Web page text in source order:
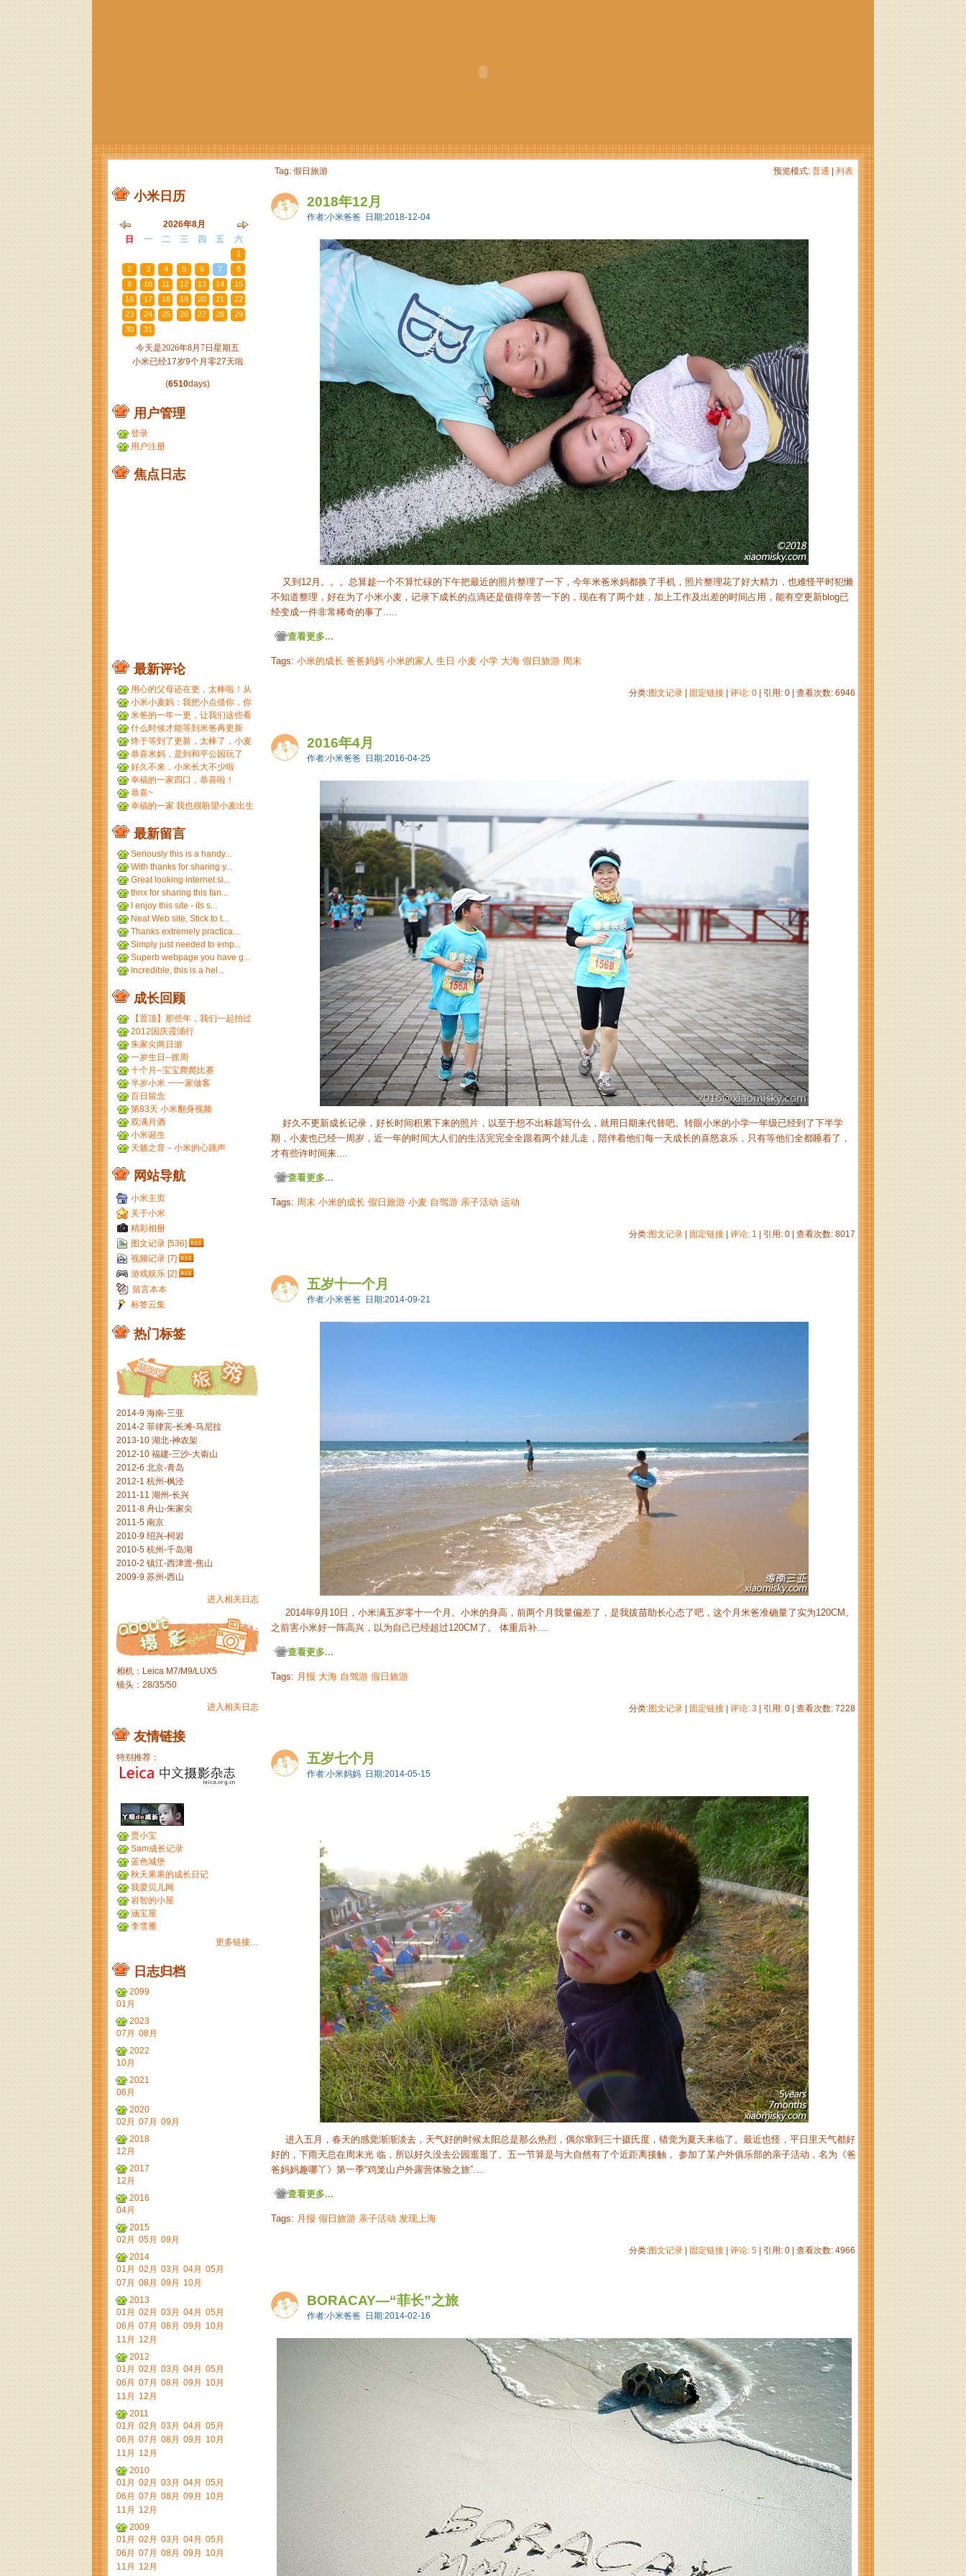
Tag: 假日旅游 预览模式: 普通 列表
2018年12月
作者:小米爸爸 日期:2018-12-04
又到12月。。。总算趁一个不算忙碌的下午把最近的照片整理了一下，今年米爸米妈都换了手机，照片整理花了好大精力，也难怪平时犯懒
不知道整理，好在为了小米小麦，记录下成长的点滴还是值得辛苦一下的，现在有了两个娃，加上工作及出差的时间占用，能有空更新blog已
经变成一件非常稀奇的事了.....
查看更多...
Tags:小米的成长 爸爸妈妈 小米的家人 生日 小麦 小学 大海 假日旅游 周末
分类:图文记录 固定链接 评论: 0 | 引用: 0 | 查看次数: 6946
2016年4月
作者:小米爸爸 日期:2016-04-25
好久不更新成长记录，好长时间积累下来的照片，以至于想不出标题写什么，就用日期来代替吧。转眼小米的小学一年级已经到了下半学
期，小麦也已经一周岁，近一年的时间大人们的生活完完全全跟着两个娃儿走，陪伴着他们每一天成长的喜怒哀乐，只有等他们全都睡着了，
才有些许时间来....
查看更多...
Tags: 周末 小米的成长 假日旅游 小麦 自驾游 亲子活动 运动
分类:图文记录 固定链接 评论: 1 | 引用: 0 | 查看次数: 8017
五岁十一个月
作者:小米爸爸 日期:2014-09-21
2014年9月10日，小米满五岁零十一个月。小米的身高，前两个月我量偏差了，是我拔苗助长心态了吧，这个月米爸准确量了实为120CM。
之前害小米好一阵高兴，以为自己已经超过120CM了。 体重后补....
查看更多...
Tags: 月报 大海 自驾游 假日旅游
分类:图文记录 固定链接 评论: 3 | 引用: 0 | 查看次数: 7228
五岁七个月
作者:小米妈妈 日期:2014-05-15
进入五月，春天的感觉渐渐淡去，天气好的时候太阳总是那么热烈，偶尔窜到三十摄氏度，错觉为夏天来临了。最近也怪，平日里天气都好
好的，下雨天总在周末光 临，所以好久没去公园逛逛了。五一节算是与大自然有了个近距离接触， 参加了某户外俱乐部的亲子活动，名为《爸
爸妈妈趣哪丫》第一季“鸡笼山户外露营体验之旅”
查看更多...
Tags: 月报 假日旅游 亲子活动 发现上海
分类:图文记录 固定链接 评论: 5 | 引用: 0 | 查看次数: 4966
BORACAY—“菲长”之旅
作者:小米爸爸 日期:2014-02-16
小米日历
2026年8月
日
一 二 三 四 五 六
1
2
3 4 5 6 7
8
9
10 11 12 13 14
15
16
17 18 19 20 21
22
23
24 25 26 27 28
29
30
31
今天是2026年8月7日星期五
小米已经17岁9个月零27天啦
(6510days)
用户管理
登录
用户注册
焦点日志
最新评论
用心的父母还在更，太棒啦！从
小米到小麦，好温暖 ...
小米小麦妈：我把小点借你，你
那裙子借我们，呵呵呵。...
米爸的一年一更，让我们这些看
友等的好久，小米都长得...
什么时候才能等到米爸再更新
呢？
终于等到了更新，太棒了，小麦
和小米小时候一个模子刻...
恭喜米妈，是到和平公园玩了
吗？ ...
好久不来，小米长大不少啦
幸福的一家四口，恭喜啦！
恭喜~
幸福的一家 我也很盼望小麦出生
最新留言
Seriously this is a handy...
With thanks for sharing y...
Great looking internet si...
thnx for sharing this fan...
I enjoy this site - its s...
Neat Web site, Stick to t...
Thanks extremely practica...
Simply just needed to emp...
Superb webpage you have g...
Incredible, this is a hel...
成长回顾
【置顶】那些年，我们一起拍过
的胶片...
2012国庆霞浦行
朱家尖两日游
一岁生日--抓周
十个月--宝宝爬爬比赛
半岁小米 一一家做客
百日留念
第83天 小米翻身视频
双满月酒
小米诞生
天籁之音－小米的心跳声
网站导航
小米主页
关于小米
精彩相册
图文记录 [536]
视频记录 [7]
游戏娱乐 [2]
留言本本
标签云集
热门标签
2014-9 海南-三亚
2014-2 菲律宾-长滩-马尼拉
2013-10 湖北-神农架
2012-10 福建-三沙-大嵛山
2012-6 北京-青岛
2012-1 杭州-枫泾
2011-11 湖州-长兴
2011-8 舟山-朱家尖
2011-5 南京
2010-9 绍兴-柯岩
2010-5 杭州-千岛湖
2010-2 镇江-西津渡-焦山
2009-9 苏州-西山
进入相关日志
相机：Leica M7/M9/LUX5
镜头：28/35/50
进入相关日志
友情链接
特别推荐：
贾小宝
Sam成长记录
蓝色城堡
秋天果果的成长日记
我爱贝儿网
岩智的小屋
涵宝屋
李雪雁
更多链接…
日志归档
2099
01月
2023
07月 08月
2022
10月
2021
06月
2020
02月 07月 09月
2018
12月
2017
12月
2016
04月
2015
02月 05月 09月
2014
01月 02月 03月 04月 05月
07月 08月 09月
10月
2013
01月 02月 03月 04月 05月
06月 07月 08月 09月
10月
11月
12月
2012
01月 02月 03月 04月 05月
06月 07月 08月 09月
10月
11月
12月
2011
01月 02月 03月 04月 05月
06月 07月 08月 09月
10月
11月
12月
2010
01月 02月 03月 04月 05月
06月 07月 08月 09月
10月
11月
12月
2009
01月 02月 03月 04月 05月
06月 07月 08月 09月
10月
11月
12月